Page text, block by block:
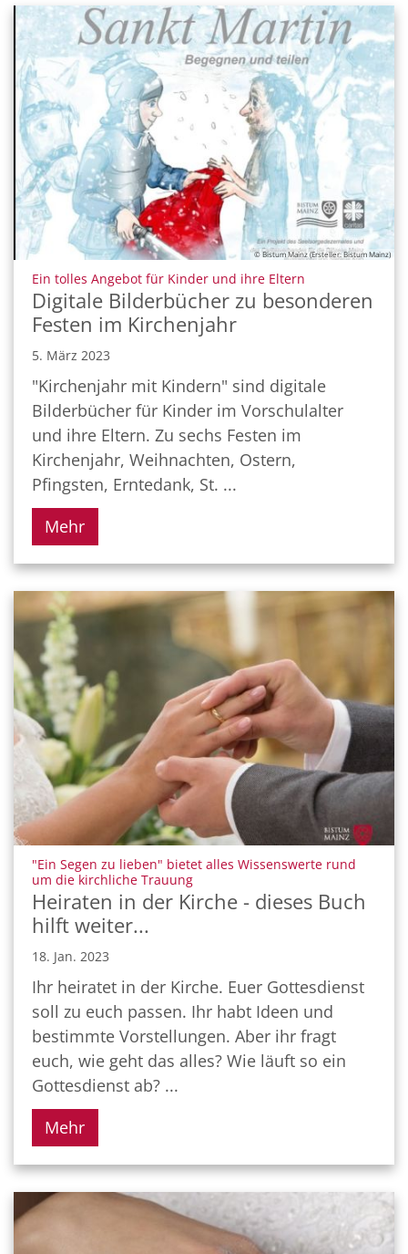
© Bistum Mainz (Ersteller: Bistum Mainz)
Ein tolles Angebot für Kinder und ihre Eltern
Digitale Bilderbücher zu besonderen
Festen im Kirchenjahr
5. März 2023
"Kirchenjahr mit Kindern" sind digitale
Bilderbücher für Kinder im Vorschulalter
und ihre Eltern. Zu sechs Festen im
Kirchenjahr, Weihnachten, Ostern,
Pfingsten, Erntedank, St. ...
Mehr
"Ein Segen zu lieben" bietet alles Wissenswerte rund
um die kirchliche Trauung:
Heiraten in der Kirche - dieses Buch
hilft weiter...
18. Jan. 2023
Ihr heiratet in der Kirche. Euer Gottesdienst
soll zu euch passen. Ihr habt Ideen und
bestimmte Vorstellungen. Aber ihr fragt
euch, wie geht das alles? Wie läuft so ein
Gottesdienst ab? ...
Mehr